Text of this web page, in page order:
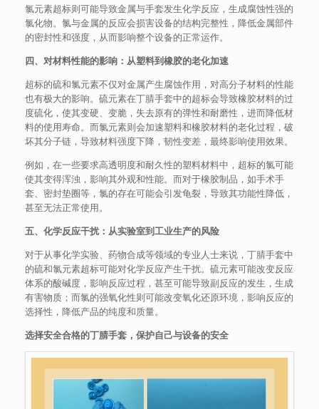
氯元素超标则可能导致金属与手套发生化学反应，生成腐蚀性强的
氯化物。氯与金属的反应会损害设备的结构完整性，降低金属部件
的密封性和强度，从而影响整个设备的正常运作。
四、对材料性能的影响：从塑料到橡胶的老化加速
超标的硫和氯元素不仅对金属产生腐蚀作用，对高分子材料的性能
也有极大的影响。硫元素在丁腈手套中的超标会导致橡胶材料的过
度硫化，使其变硬、变脆，失去原有的弹性和耐磨性，进而降低材
料的使用寿命。而氯元素则会加速塑料和橡胶材料的老化过程，破
坏其分子链，导致材料强度下降，韧性变差，最终影响使用效果。
例如，在一些要求高透明度和耐久性的塑料材料中，超标的氯可能
使其变得浑浊，影响其外观和性能。而对于橡胶制品，如手术手
套、密封垫圈等，氯的存在可能会引发龟裂，导致其功能性降低，
甚至无法正常使用。
五、化学反应干扰：从实验室到工业生产的风险
对于从事化学实验、药物合成等领域的专业人士来说，丁腈手套中
的硫和氯元素超标可能对化学反应产生干扰。硫元素可能改变反应
体系的酸碱度，影响反应过程，甚至可能导致副反应的发生，生成
有害物质；而氯的强氧化性则可能改变氧化还原环境，影响反应的
选择性，降低产品的纯度和质量。
选择安全合格的丁腈手套，保护自己与设备的安全